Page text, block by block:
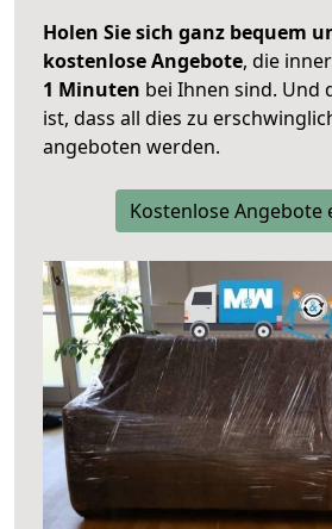
Holen Sie sich ganz bequem
kostenlose Angebote, die
1 Minuten bei Ihnen sind. Und
ist, dass all dies zu
angeboten werden.
Kostenlose Angebote